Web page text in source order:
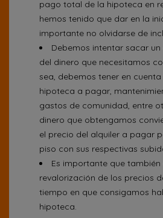
pago total de la hipoteca en
hemos tenido que dar en la
importante no olvidarse de
Debemos intentar sacar
del dinero que necesitamos
sea, debemos tener en
hipoteca a pagar,
gastos de comunidad, entre
dinero que obtengamos
el precio del alquiler a pagar
piso con sus respectivas
Es importante que
revalorización de los precios
tiempo en que consigamos
hipoteca.